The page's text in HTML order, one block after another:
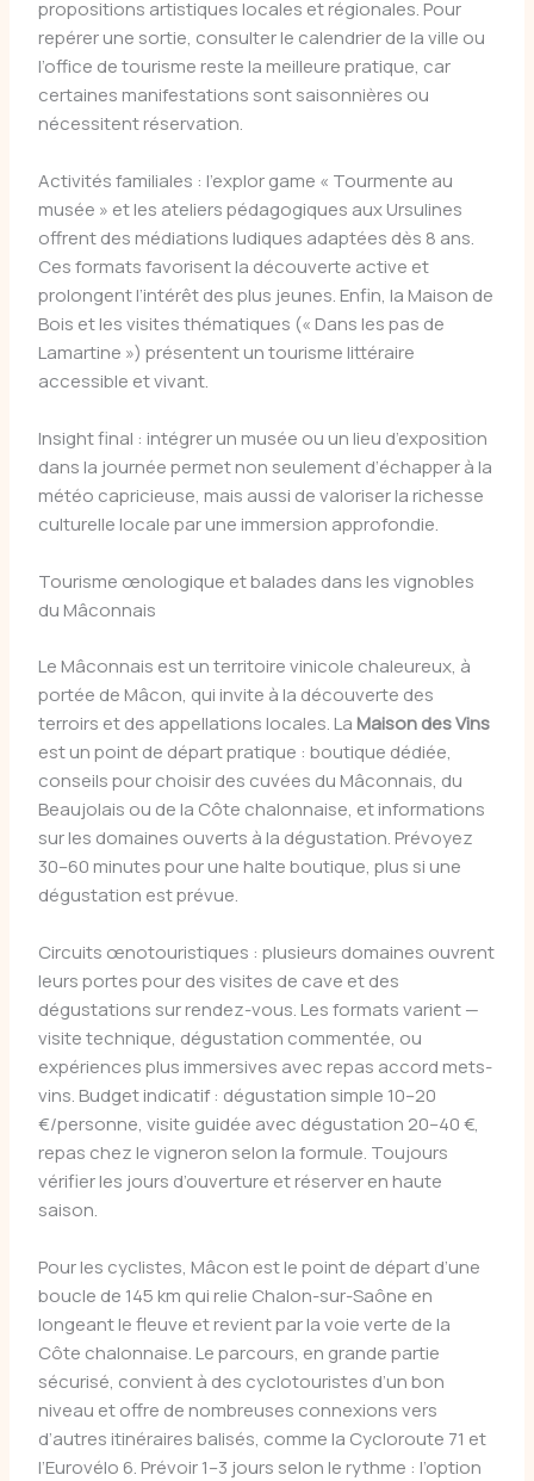
propositions artistiques locales et régionales. Pour
repérer une sortie, consulter le calendrier de la ville ou
l’office de tourisme reste la meilleure pratique, car
certaines manifestations sont saisonnières ou
nécessitent réservation.
Activités familiales : l’explor game « Tourmente au
musée » et les ateliers pédagogiques aux Ursulines
offrent des médiations ludiques adaptées dès 8 ans.
Ces formats favorisent la découverte active et
prolongent l’intérêt des plus jeunes. Enfin, la Maison de
Bois et les visites thématiques (« Dans les pas de
Lamartine ») présentent un tourisme littéraire
accessible et vivant.
Insight final : intégrer un musée ou un lieu d’exposition
dans la journée permet non seulement d’échapper à la
météo capricieuse, mais aussi de valoriser la richesse
culturelle locale par une immersion approfondie.
Tourisme œnologique et balades dans les vignobles
du Mâconnais
Le Mâconnais est un territoire vinicole chaleureux, à
portée de Mâcon, qui invite à la découverte des
terroirs et des appellations locales. La Maison des Vins
est un point de départ pratique : boutique dédiée,
conseils pour choisir des cuvées du Mâconnais, du
Beaujolais ou de la Côte chalonnaise, et informations
sur les domaines ouverts à la dégustation. Prévoyez
30–60 minutes pour une halte boutique, plus si une
dégustation est prévue.
Circuits œnotouristiques : plusieurs domaines ouvrent
leurs portes pour des visites de cave et des
dégustations sur rendez-vous. Les formats varient —
visite technique, dégustation commentée, ou
expériences plus immersives avec repas accord mets-
vins. Budget indicatif : dégustation simple 10–20
€/personne, visite guidée avec dégustation 20–40 €,
repas chez le vigneron selon la formule. Toujours
vérifier les jours d’ouverture et réserver en haute
saison.
Pour les cyclistes, Mâcon est le point de départ d’une
boucle de 145 km qui relie Chalon-sur-Saône en
longeant le fleuve et revient par la voie verte de la
Côte chalonnaise. Le parcours, en grande partie
sécurisé, convient à des cyclotouristes d’un bon
niveau et offre de nombreuses connexions vers
d’autres itinéraires balisés, comme la Cycloroute 71 et
l’Eurovélo 6. Prévoir 1–3 jours selon le rythme : l’option